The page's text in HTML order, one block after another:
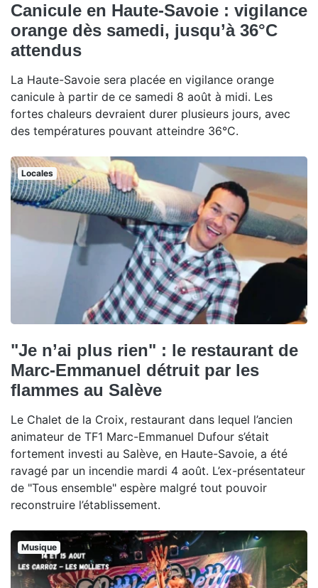
Canicule en Haute-Savoie : vigilance
orange dès samedi, jusqu’à 36°C
attendus
La Haute-Savoie sera placée en vigilance orange
canicule à partir de ce samedi 8 août à midi. Les
fortes chaleurs devraient durer plusieurs jours, avec
des températures pouvant atteindre 36°C.
Locales
"Je n’ai plus rien" : le restaurant de
Marc-Emmanuel détruit par les
flammes au Salève
Le Chalet de la Croix, restaurant dans lequel l’ancien
animateur de TF1 Marc-Emmanuel Dufour s’était
fortement investi au Salève, en Haute-Savoie, a été
ravagé par un incendie mardi 4 août. L’ex-présentateur
de "Tous ensemble" espère malgré tout pouvoir
reconstruire l’établissement.
Musique